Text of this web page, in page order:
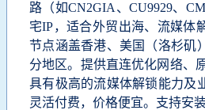
路（如CN2GIA、CU9929、
宅IP，适合外贸出海、流媒体
节点涵盖香港、美国（洛杉矶
分地区。提供直连优化网络、
具有极高的流媒体解锁能力及
灵活付费，价格便宜。支持安